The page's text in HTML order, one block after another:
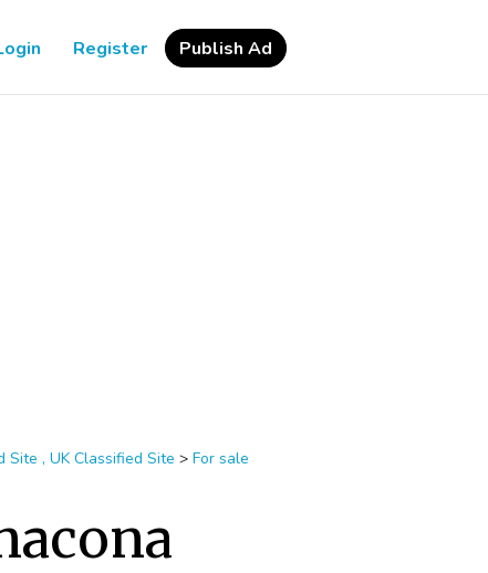
Register Publish Ad
Site , UK Classified Site > For sale